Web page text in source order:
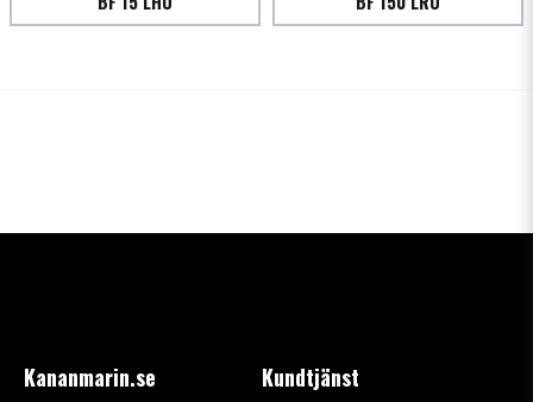
Dimensioner
Kananmarin.se Kundtjänst